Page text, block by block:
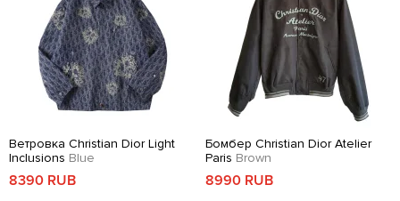
Ветровка Christian Dior Light
Inclusions Blue
8390 RUB
Бомбер Christian Dior Atelier
Paris Brown
8990 RUB